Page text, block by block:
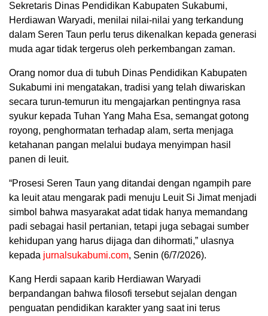
Sekretaris Dinas Pendidikan Kabupaten Sukabumi,
Herdiawan Waryadi, menilai nilai-nilai yang terkandung
dalam Seren Taun perlu terus dikenalkan kepada generasi
muda agar tidak tergerus oleh perkembangan zaman.
Orang nomor dua di tubuh Dinas Pendidikan Kabupaten
Sukabumi ini mengatakan, tradisi yang telah diwariskan
secara turun-temurun itu mengajarkan pentingnya rasa
syukur kepada Tuhan Yang Maha Esa, semangat gotong
royong, penghormatan terhadap alam, serta menjaga
ketahanan pangan melalui budaya menyimpan hasil
panen di leuit.
“Prosesi Seren Taun yang ditandai dengan ngampih pare
ka leuit atau mengarak padi menuju Leuit Si Jimat menjadi
simbol bahwa masyarakat adat tidak hanya memandang
padi sebagai hasil pertanian, tetapi juga sebagai sumber
kehidupan yang harus dijaga dan dihormati,” ulasnya
kepada jurnalsukabumi.com, Senin (6/7/2026).
Kang Herdi sapaan karib Herdiawan Waryadi
berpandangan bahwa filosofi tersebut sejalan dengan
penguatan pendidikan karakter yang saat ini terus